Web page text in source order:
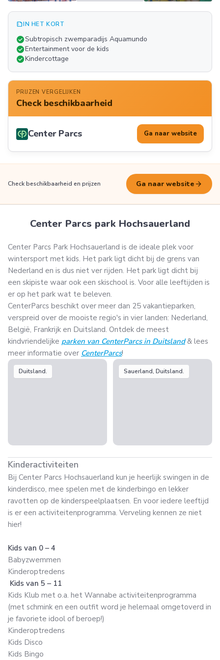
FOTO'S
summarizeIN HET KORT
check_circleSubtropisch zwemparadijs Aquamundo
check_circleEntertainment voor de kids
check_circleKindercottage
PRIJZEN VERGELIJKEN
Check beschikbaarheid
Center Parcs Ga naar website
Check beschikbaarheid en prijzen Ga naar website arrow_forward
Center Parcs park Hochsauerland
Center Parcs Park Hochsauerland is de ideale plek voor
wintersport met kids. Het park ligt dicht bij de grens van
Nederland en is dus niet ver rijden. Het park ligt dicht bij
een skipiste waar ook een skischool is. Voor alle leeftijden is
er op het park wat te beleven.
CenterParcs beschikt over meer dan 25 vakantieparken,
verspreid over de mooiste regio's in vier landen: Nederland,
België, Frankrijk en Duitsland. Ontdek de meest
kindvriendelijke parken van CenterParcs in Duitsland & lees
meer informatie over CenterParcs!
Duitsland. Sauerland, Duitsland.
Kinderactiviteiten
Bij Center Parcs Hochsauerland kun je heerlijk swingen in de
kinderdisco, mee spelen met de kinderbingo en lekker
ravotten op de kinderspeelplaatsen. En voor iedere leeftijd
is er een activiteitenprogramma. Verveling kennen ze niet
hier!
Kids van 0 – 4
Babyzwemmen
Kinderoptredens
Kids van 5 – 11
Kids Klub met o.a. het Wannabe activiteitenprogramma
(met schmink en een outfit word je helemaal omgetoverd in
je favoriete idool of beroep!)
Kinderoptredens
Kids Disco
Kids Bingo